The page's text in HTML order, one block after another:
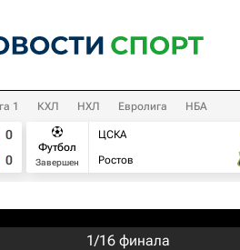
1 КХЛ НХЛ Евролига НБА
0
0
Футбол
Завершен
ЦСКА
Ростов
1/16 финала